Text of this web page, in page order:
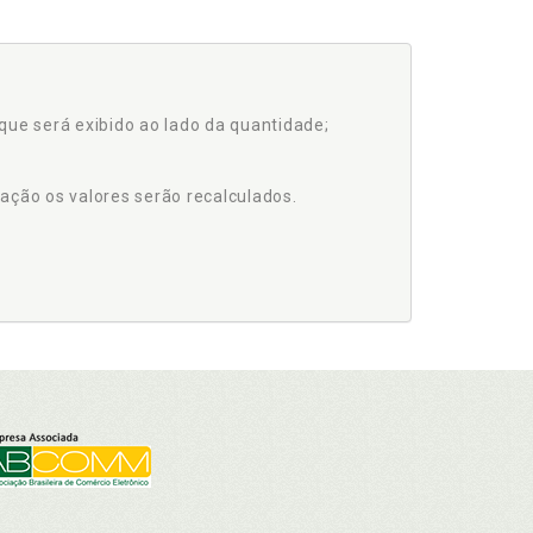
será exibido ao lado da quantidade;
os valores serão recalculados.